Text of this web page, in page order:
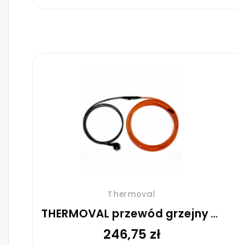
Thermoval
THERMOVAL przewód grzejny TV TS 8 m 136 W
246,75 zł